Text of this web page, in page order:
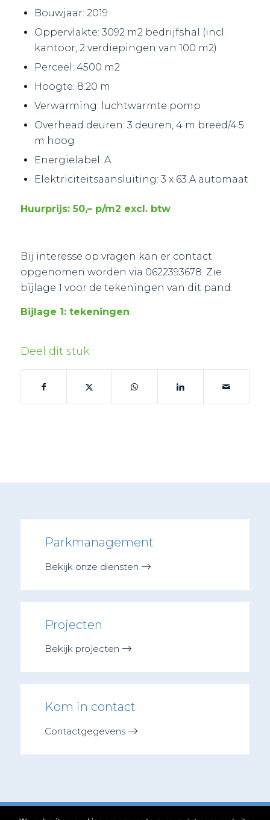
Bouwjaar: 2019
Oppervlakte: 3092 m2 bedrijfshal (incl.
kantoor, 2 verdiepingen van 100 m2)
Perceel: 4500 m2
Hoogte: 8.20 m
Verwarming: luchtwarmte pomp
Overhead deuren: 3 deuren, 4 m breed/4.5
m hoog
Energielabel: A
Elektriciteitsaansluiting: 3 x 63 A automaat
Huurprijs: 50,– p/m2 excl. btw
Bij interesse op vragen kan er contact
opgenomen worden via 0622393678. Zie
bijlage 1 voor de tekeningen van dit pand.
Bijlage 1: tekeningen
Deel dit stuk
Parkmanagement
Bekijk onze diensten
Projecten
Bekijk projecten
Kom in contact
Contactgegevens